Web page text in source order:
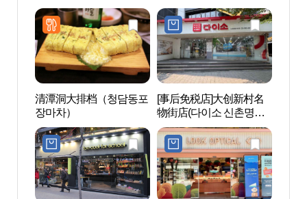
清潭洞大排档（청담동포
장마차）
[事后免税店]大创新村名
物街店(다이소 신촌명물
거리점)